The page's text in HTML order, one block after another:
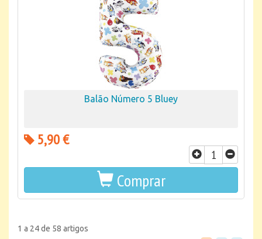
Balão Número 5 Bluey
5,90 €
Comprar
1 a 24 de 58 artigos